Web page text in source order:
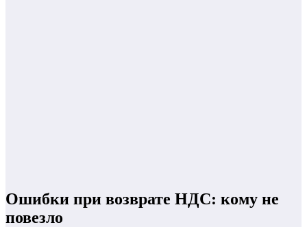
Ошибки при возврате НДС: кому не
повезло